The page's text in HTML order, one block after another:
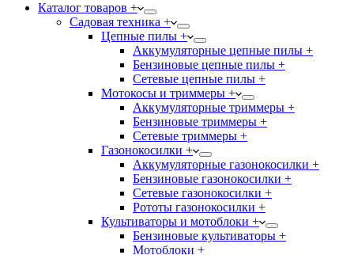
Каталог товаров +
Садовая техника +
Цепные пилы +
Аккумуляторные цепные пилы +
Бензиновые цепные пилы +
Сетевые цепные пилы +
Мотокосы и триммеры +
Аккумуляторные триммеры +
Бензиновые триммеры +
Сетевые триммеры +
Газонокосилки +
Аккумуляторные газонокосилки +
Бензиновые газонокосилки +
Сетевые газонокосилки +
Рототы газонокосилки +
Культиваторы и мотоблоки +
Бензиновые культиваторы +
Мотоблоки +